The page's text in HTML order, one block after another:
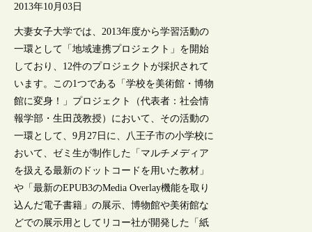
2013年10月03日
大妻女子大学では、2013年度から学習活動の
一環として「地域連携プロジェクト」を開始
しており、12件のプロジェクトが採択されて
います。この1つである「学校を美術館・博物
館に変身！」プロジェクト（代表者：社会情
報学部・生田茂教授）において、その活動の
一環として、9月27日に、八王子市の小学校に
おいて、ゼミ生が制作した「マルチメディア
を扱える最新のドットコードを用いた教材」
や「最新のEPUB3のMedia Overlay機能を取り
込んだ電子書籍」の展示、博物館や美術館な
どでの展示用としてリコー社が開発した「紙